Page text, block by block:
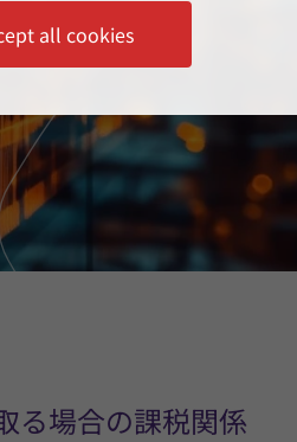
る場合の課税関係
all cookies